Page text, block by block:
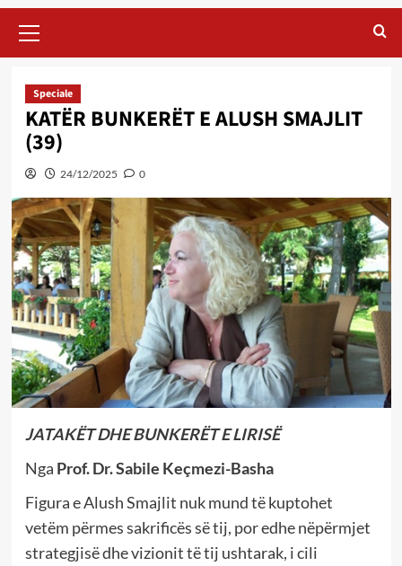
Menu
Speciale
KATËR BUNKERËT E ALUSH SMAJLIT
(39)
24/12/2025 0
JATAKËT DHE BUNKERËT E LIRISË
Nga Prof. Dr. Sabile Keçmezi-Basha
Figura e Alush Smajlit nuk mund të kuptohet
vetëm përmes sakrificës së tij, por edhe nëpërmjet
strategjisë dhe vizionit të tij ushtarak, i cili